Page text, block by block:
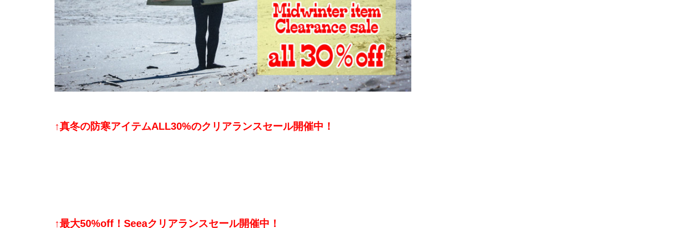
↑真冬の防寒アイテムALL30%のクリアランスセール開催中！
↑最大50%off！Seeaクリアランスセール開催中！